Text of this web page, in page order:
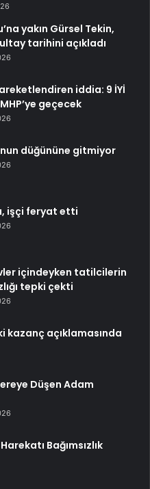
yakın Gürsel Tekin,
tarihini açıkladı
iddia: 9 İYİ
geçecek
düğününe gitmiyor
işçi feryat etti
içindeyken tatilcilerin
tepki çekti
kazanç açıklamasında
Düşen Adam
Bağımsızlık